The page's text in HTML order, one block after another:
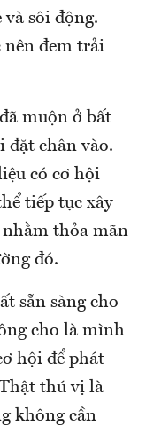
sôi động.
nên đem trải
muộn ở bất
đặt chân vào.
có cơ hội
tiếp tục xây
nhằm thỏa mãn
đó.
sẵn sàng cho
cho là mình
hội để phát
thú vị là
không cần